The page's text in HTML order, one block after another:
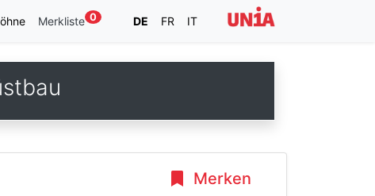
Merkliste 0 DE FR IT
Merken